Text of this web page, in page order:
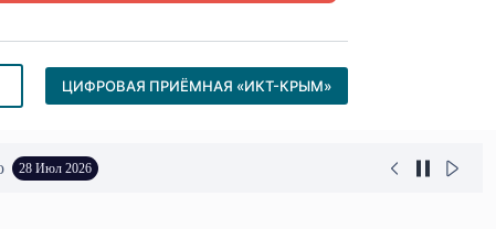
ЦИФРОВАЯ ПРИЁМНАЯ «ИКТ-КРЫМ»